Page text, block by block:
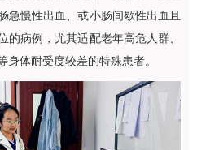
急慢性出血、或小肠间歇性出血且
的病例，尤其适配老年高危人群、
身体耐受度较差的特殊患者。